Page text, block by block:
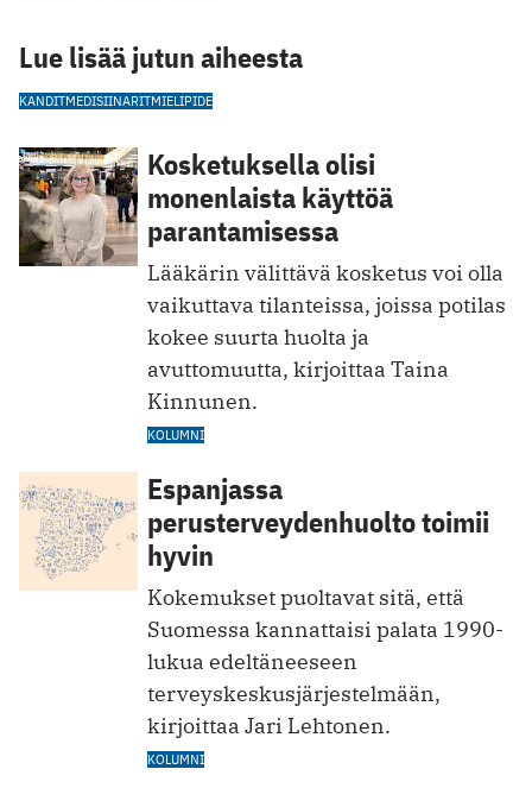
Lue lisää jutun aiheesta
KANDITMEDISIINARITMIELIPIDE
Kosketuksella olisi
monenlaista käyttöä
parantamisessa
Lääkärin välittävä kosketus voi olla
vaikuttava tilanteissa, joissa potilas
kokee suurta huolta ja
avuttomuutta, kirjoittaa Taina
Kinnunen.
KOLUMNI
Espanjassa
perusterveydenhuolto toimii
hyvin
Kokemukset puoltavat sitä, että
Suomessa kannattaisi palata 1990-
lukua edeltäneeseen
terveyskeskusjärjestelmään,
kirjoittaa Jari Lehtonen.
KOLUMNI